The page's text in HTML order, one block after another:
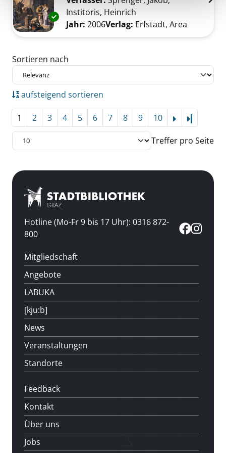
Exemplar-Details von Der Hexenhammer
Institoris, Heinrich
Jahr: 2006Verlag: Erfstadt, Area
Zu den Suchfiltern springen
Sortieren nach
aufsteigend sortieren
1 2 3 4 5 6 7 8 9 10
Treffer pro Seite
Hotline (Mo-Fr 9 bis 17 Uhr): 0316 872-
800
Mitgliedschaft
Angebote
LABUKA
[kju:b]
News
Veranstaltungen
Standorte
Feedback
Kontakt
Über uns
Jobs